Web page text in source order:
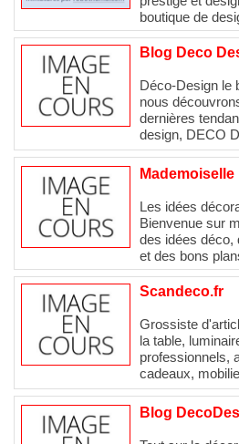
boutique de
Blog Deco
Déco-Design le
nous
dernières
design, DECO
Mademoiselle
Les idées
Bienvenue sur
des idées déco,
et des bons
Scandeco.fr
Grossiste
la table,
professionnels,
cadeaux,
Blog